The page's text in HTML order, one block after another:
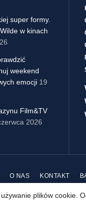
super formy.
w kinach
weekend
emocji 19
Film&TV
2026
O NAS KONTAKT
plików cookie.